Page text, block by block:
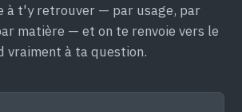
à t'y retrouver — par usage, par
matière — et on te renvoie vers le
vraiment à ta question.